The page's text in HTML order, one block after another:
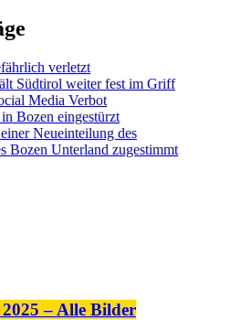
verletzt
Südtirol weiter fest im Griff
Media Verbot
Bozen eingestürzt
Neueinteilung des
Bozen Unterland zugestimmt
– Alle Bilder